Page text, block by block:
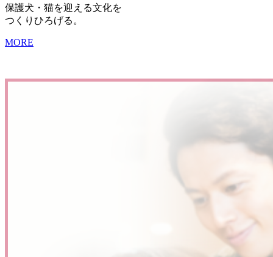
保護犬・猫を迎える文化を
つくりひろげる。
MORE